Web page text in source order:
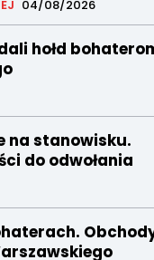
04/08/2026
hołd
na stanowisku.
do odwołania